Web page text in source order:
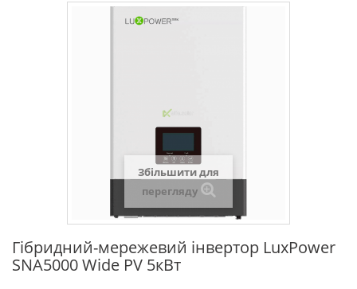
Збільшити для
перегляду
Гібридний-мережевий інвертор LuxPower
SNA5000 Wide PV 5кВт